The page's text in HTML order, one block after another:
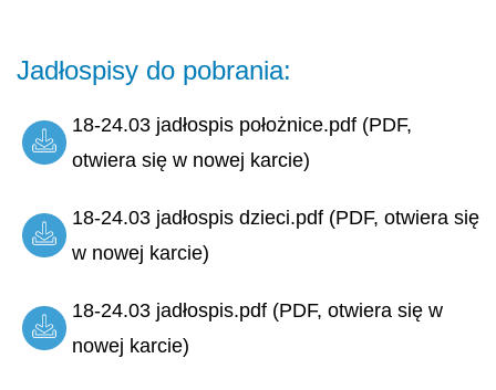
Jadłospisy do pobrania:
18-24.03 jadłospis położnice.pdf (PDF,
otwiera się w nowej karcie)
18-24.03 jadłospis dzieci.pdf (PDF, otwiera się
w nowej karcie)
18-24.03 jadłospis.pdf (PDF, otwiera się w
nowej karcie)